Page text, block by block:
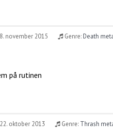
november 2015 Genre:Death
på rutinen
22. oktober 2013 Genre: Thrash